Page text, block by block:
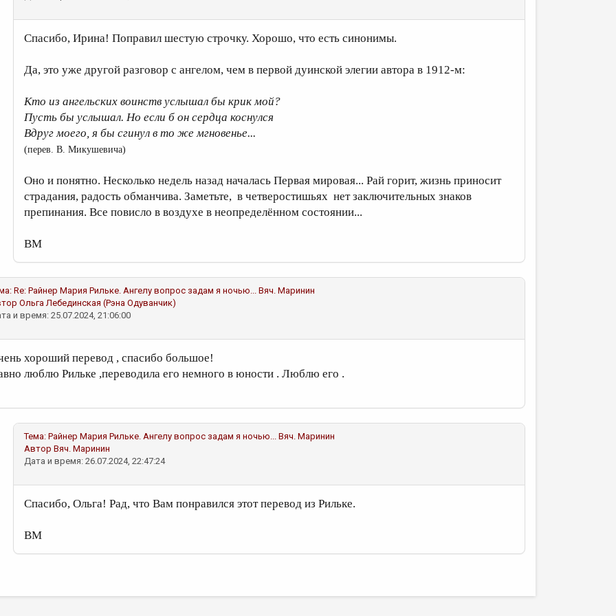
Спасибо, Ирина! Поправил шестую строчку. Хорошо, что есть синонимы.
Да, это уже другой разговор с ангелом, чем в первой дуинской элегии автора в 1912-м:
Кто из ангельских воинств услышал бы крик мой?
Пусть бы услышал. Но если б он сердца коснулся
Вдруг моего, я бы сгинул в то же мгновенье...
(перев. В. Микушевича)
Оно и понятно. Несколько недель назад началась Первая мировая... Рай горит, жизнь приносит
страдания, радость обманчива. Заметьте, в четверостишьях нет заключительных знаков
препинания. Все повисло в воздухе в неопределённом состоянии...
ВМ
Re: Райнер Мария Рильке. Ангелу вопрос задам я ночью... Вяч. Маринин
Ольга Лебединская (Рэна Одуванчик)
и время: 25.07.2024, 21:06:00
хороший перевод , спасибо большое!
люблю Рильке ,переводила его немного в юности . Люблю его .
Тема: Райнер Мария Рильке. Ангелу вопрос задам я ночью... Вяч. Маринин
Автор Вяч. Маринин
Дата и время: 26.07.2024, 22:47:24
Спасибо, Ольга! Рад, что Вам понравился этот перевод из Рильке.
ВМ